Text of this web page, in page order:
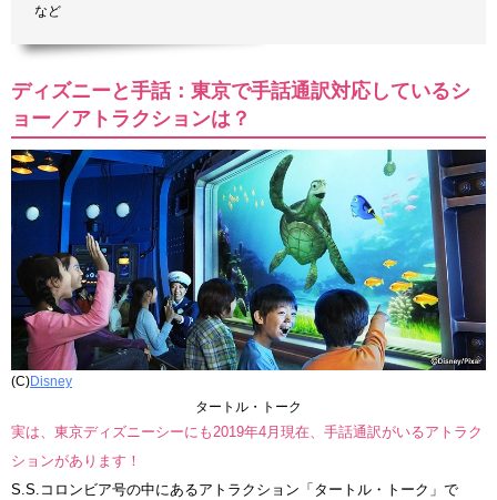
など
ディズニーと手話：東京で手話通訳対応しているシ
ョー／アトラクションは？
(C)Disney
タートル・トーク
実は、東京ディズニーシーにも2019年4月現在、手話通訳がいるアトラク
ションがあります！
S.S.コロンビア号の中にあるアトラクション「タートル・トーク」で